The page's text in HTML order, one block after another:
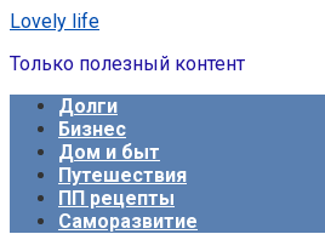
Перейти
контенту
Lovely life
Только полезный контент
Долги
Бизнес
Дом и быт
Путешествия
ПП рецепты
Саморазвитие